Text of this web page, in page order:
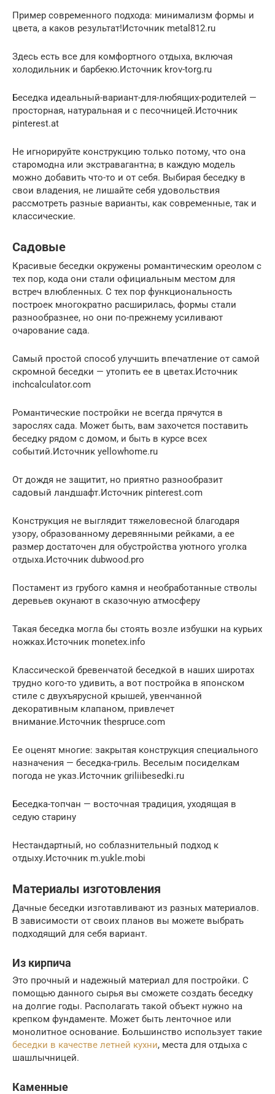
Пример современного подхода: минимализм формы и
цвета, а каков результат!Источник metal812.ru
Здесь есть все для комфортного отдыха, включая
холодильник и барбекю.Источник krov-torg.ru
Беседка идеальный-вариант-для-любящих-родителей —
просторная, натуральная и с песочницей.Источник
pinterest.at
Не игнорируйте конструкцию только потому, что она
старомодна или экстравагантна; в каждую модель
можно добавить что-то и от себя. Выбирая беседку в
свои владения, не лишайте себя удовольствия
рассмотреть разные варианты, как современные, так и
классические.
Садовые
Красивые беседки окружены романтическим ореолом с
тех пор, кода они стали официальным местом для
встреч влюбленных. С тех пор функциональность
построек многократно расширилась, формы стали
разнообразнее, но они по-прежнему усиливают
очарование сада.
Самый простой способ улучшить впечатление от самой
скромной беседки — утопить ее в цветах.Источник
inchcalculator.com
Романтические постройки не всегда прячутся в
зарослях сада. Может быть, вам захочется поставить
беседку рядом с домом, и быть в курсе всех
событий.Источник yellowhome.ru
От дождя не защитит, но приятно разнообразит
садовый ландшафт.Источник pinterest.com
Конструкция не выглядит тяжеловесной благодаря
узору, образованному деревянными рейками, а ее
размер достаточен для обустройства уютного уголка
отдыха.Источник dubwood.pro
Постамент из грубого камня и необработанные стволы
деревьев окунают в сказочную атмосферу
Такая беседка могла бы стоять возле избушки на курьих
ножках.Источник monetex.info
Классической бревенчатой беседкой в наших широтах
трудно кого-то удивить, а вот постройка в японском
стиле с двухъярусной крышей, увенчанной
декоративным клапаном, привлечет
внимание.Источник thespruce.com
Ее оценят многие: закрытая конструкция специального
назначения — беседка-гриль. Веселым посиделкам
погода не указ.Источник griliibesedki.ru
Беседка-топчан — восточная традиция, уходящая в
седую старину
Нестандартный, но соблазнительный подход к
отдыху.Источник m.yukle.mobi
Материалы изготовления
Дачные беседки изготавливают из разных материалов.
В зависимости от своих планов вы можете выбрать
подходящий для себя вариант.
Из кирпича
Это прочный и надежный материал для постройки. С
помощью данного сырья вы сможете создать беседку
на долгие годы. Располагать такой объект нужно на
крепком фундаменте. Может быть ленточное или
монолитное основание. Большинство использует такие
беседки в качестве летней кухни, места для отдыха с
шашлычницей.
Каменные